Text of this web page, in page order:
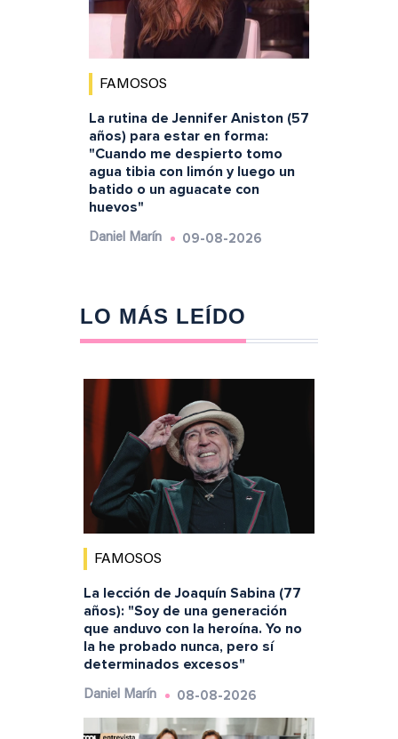
FAMOSOS
La rutina de Jennifer Aniston (57
años) para estar en forma:
"Cuando me despierto tomo
agua tibia con limón y luego un
batido o un aguacate con
huevos"
Daniel Marín 09-08-2026
LO MÁS LEÍDO
FAMOSOS
La lección de Joaquín Sabina (77
años): "Soy de una generación
que anduvo con la heroína. Yo no
la he probado nunca, pero sí
determinados excesos"
Daniel Marín 08-08-2026